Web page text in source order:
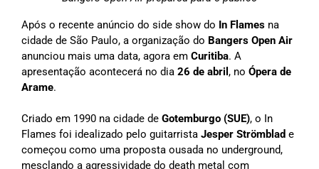
Após o recente anúncio do side show do In Flames na
cidade de São Paulo, a organização do Bangers Open Air
anunciou mais uma data, agora em Curitiba. A
apresentação acontecerá no dia 26 de abril , no Ópera de
Arame.
Criado em 1990 na cidade de Gotemburgo (SUE), o In
Flames foi idealizado pelo guitarrista Jesper Strömblad e
começou como uma proposta ousada no underground,
mesclando a agressividade do death metal com